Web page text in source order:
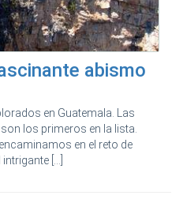
abismo
en Guatemala. Las
los primeros en la lista.
en el reto de
[...]